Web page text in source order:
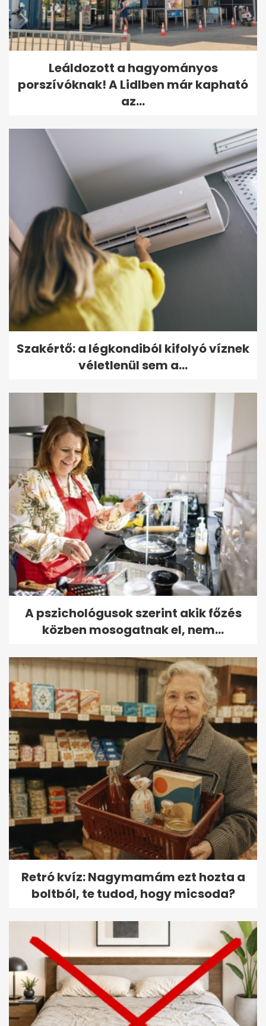
Leáldozott a hagyományos
porszívóknak! A Lidlben már kapható
az...
Szakértő: a légkondiból kifolyó víznek
véletlenül sem a...
A pszichológusok szerint akik főzés
közben mosogatnak el, nem...
Retró kvíz: Nagymamám ezt hozta a
boltból, te tudod, hogy micsoda?